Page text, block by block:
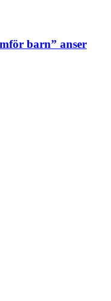
barn” anser